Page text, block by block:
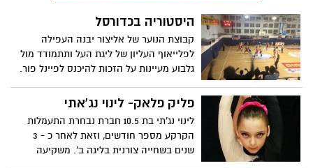
היסטוריה בכדורסל
קבוצת הנוער של אליצור יבנה העפילה
לפלייאוף העליון של ליגת העל ותתמודד מול
גלבוע מעיינות על הזכות להיכנס לפיינל פור.
פליק פלאק- לינוי נג'אתי
לינוי נג'תי בת 10.5 חברת נבחרת התעמלות
הקרקע מספר חודשים, וזאת לאחר כ - 3
שנים בשחייה צורנית בליגה ב'. משקיעה